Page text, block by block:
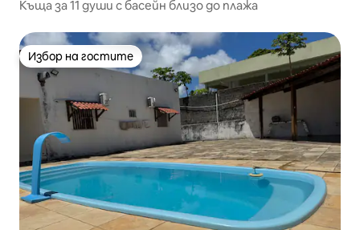
Къща за 11 души с басейн близо до плажа
Избор на гостите
Избор на гостите